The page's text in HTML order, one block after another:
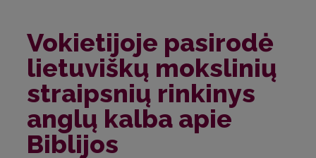
Vokietijoje pasirodė
lietuviškų mokslinių
straipsnių rinkinys
anglų kalba apie
Biblijos